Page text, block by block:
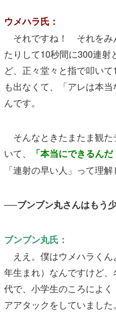
ウメハラ氏：
それですね！ それをみ
たりして10秒間に300連射
ど、正々堂々と指で叩い
も出なくて、「アレは本
んです。
そんなときたまたま観た
いて、
「本当にできるんだ
「連射の早い人」って理解
──ブンブン丸さんはもう
ブンブン丸氏：
ええ。僕はウメハラく
年生まれ）なんですけど
代で、小学生のころによ
アアタックをしていました。